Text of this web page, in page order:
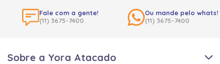
Fale com a gente!
(11) 3675-7400
Ou mande pelo whats!
(11) 3675-7400
Sobre a Yora Atacado